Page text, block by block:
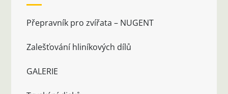
Přepravník pro zvířata – NUGENT
Zalešťování hliníkových dílů
GALERIE